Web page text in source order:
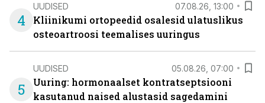
4
UUDISED 07.08.26, 13:00
Kliinikumi ortopeedid osalesid ulatuslikus
osteoartroosi teemalises uuringus
5
UUDISED 05.08.26, 07:00
Uuring: hormonaalset kontratseptsiooni
kasutanud naised alustasid sagedamini